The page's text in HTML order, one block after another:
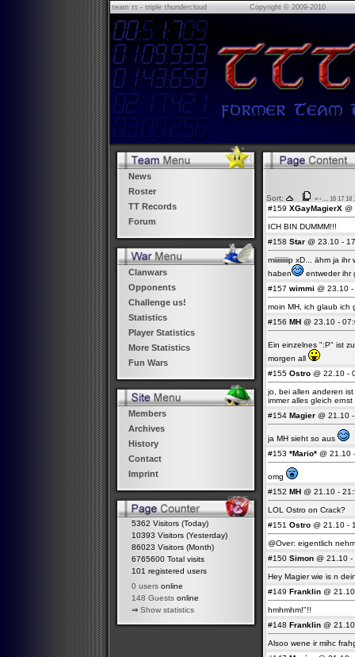
τeam ττ - τriple τhundercloud Copyright © 2009-2010
News
Roster
TT Records
Forum
Clanwars
Opponents
Challenge us!
Statistics
Player Statistics
More Statistics
Fun Wars
Members
Archives
History
Contact
Imprint
5362 Visitors (Today)
10393 Visitors (Yesterday)
86023 Visitors (Month)
6765600 Total visits
101 registered users
0 users online
148 Guests online
⇒ Show statistics
Sort: « ‹ 16 17 18
#159 XGayMagierX @
ICH BIN DUMMM!!!
#158 Star @ 23.10 -
miiiiiiiiip xD... ähm ja
haben
entweder ihr
#157 wimmi @ 23.10
moin MH, ich glaub ich
#156 MH @ 23.10 -
Ein einzelnes ":P" ist
morgen all
#155 Ostro @ 22.10 -
jo, bei allen anderen ist
immer alles gleich
#154 Magier @ 21.10
ja MH sieht so aus
#153 *Mario* @ 21.10
omg
#152 MH @ 21.10 -
LOL Ostro on Crack?
#151 Ostro @ 21.10 -
@Over: eigentlich
#150 Simon @ 21.10
Hey Magier wie is n
#149 Franklin @
hmhmhm!"!!
#148 Franklin @
Alsoo wene ir mihc